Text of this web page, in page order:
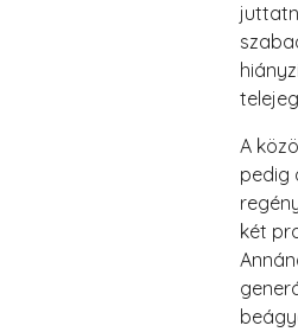
A
pedig
két